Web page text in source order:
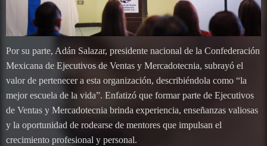
Por su parte, Adán Salazar, presidente nacional de la Confederación
Mexicana de Ejecutivos de Ventas y Mercadotecnia, subrayó el
valor de pertenecer a esta organización, describiéndola como “la
mejor escuela de la vida”. Enfatizó que formar parte de Ejecutivos
de Ventas y Mercadotecnia brinda experiencia, enseñanzas valiosas
y la oportunidad de rodearse de mentores que impulsan el
crecimiento profesional y personal.